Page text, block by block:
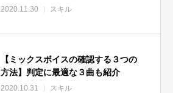
2020.11.30 スキル
【ミックスボイスの確認する３つの
方法】判定に最適な３曲も紹介
2020.10.31 スキル